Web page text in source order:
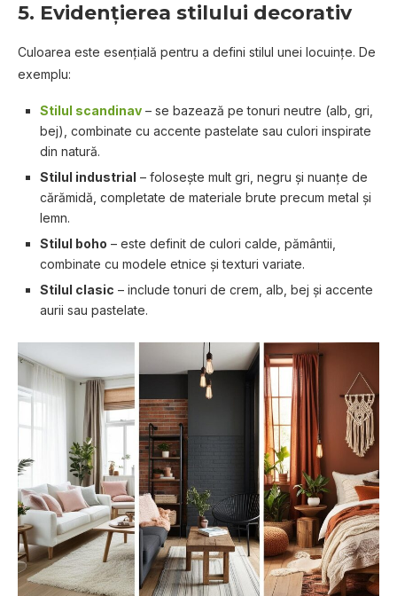
5. Evidențierea stilului decorativ
Culoarea este esențială pentru a defini stilul unei locuințe. De
exemplu:
Stilul scandinav – se bazează pe tonuri neutre (alb, gri,
bej), combinate cu accente pastelate sau culori inspirate
din natură.
Stilul industrial – folosește mult gri, negru și nuanțe de
cărămidă, completate de materiale brute precum metal și
lemn.
Stilul boho – este definit de culori calde, pământii,
combinate cu modele etnice și texturi variate.
Stilul clasic – include tonuri de crem, alb, bej și accente
aurii sau pastelate.